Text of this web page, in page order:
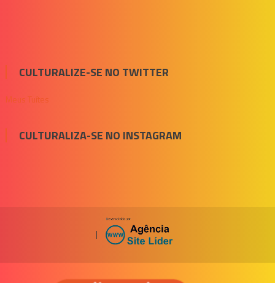
CULTURALIZE-SE NO TWITTER
Meus Tuítes
CULTURALIZA-SE NO INSTAGRAM
|